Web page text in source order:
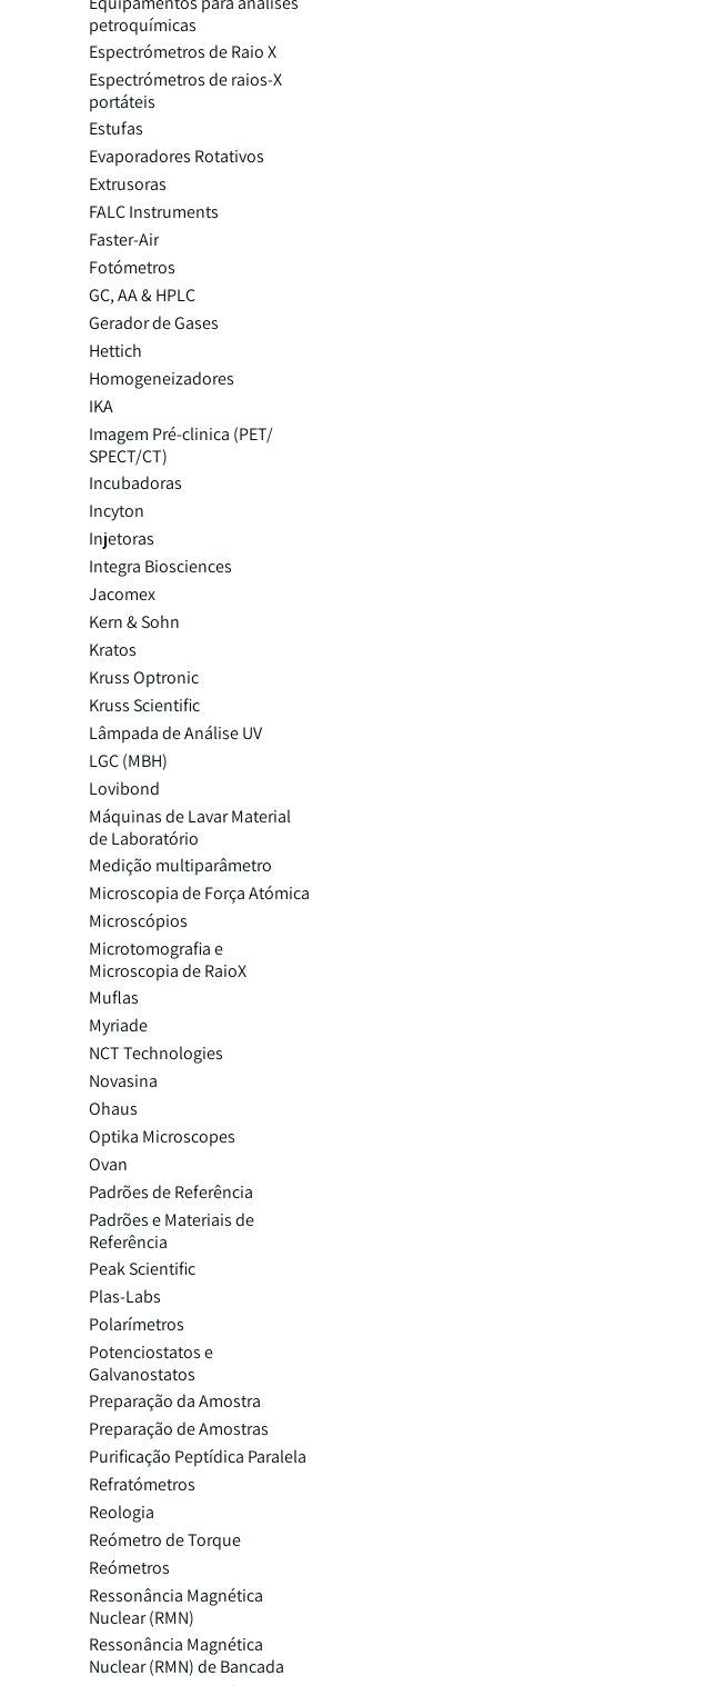
petroquímicas
Espectrómetros de Raio X
Espectrómetros de raios-X
portáteis
Estufas
Evaporadores Rotativos
Extrusoras
FALC Instruments
Faster-Air
Fotómetros
GC, AA & HPLC
Gerador de Gases
Hettich
Homogeneizadores
IKA
Imagem Pré-clinica (PET/
SPECT/CT)
Incubadoras
Incyton
Injetoras
Integra Biosciences
Jacomex
Kern & Sohn
Kratos
Kruss Optronic
Kruss Scientific
Lâmpada de Análise UV
LGC (MBH)
Lovibond
Máquinas de Lavar Material
de Laboratório
Medição multiparâmetro
Microscopia de Força Atómica
Microscópios
Microtomografia e
Microscopia de RaioX
Muflas
Myriade
NCT Technologies
Novasina
Ohaus
Optika Microscopes
Ovan
Padrões de Referência
Padrões e Materiais de
Referência
Peak Scientific
Plas-Labs
Polarímetros
Potenciostatos e
Galvanostatos
Preparação da Amostra
Preparação de Amostras
Purificação Peptídica Paralela
Refratómetros
Reologia
Reómetro de Torque
Reómetros
Ressonância Magnética
Nuclear (RMN)
Ressonância Magnética
Nuclear (RMN) de Bancada